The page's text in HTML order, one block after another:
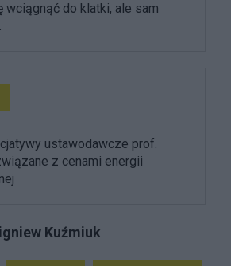
wciągnąć do klatki, ale sam
ustawodawcze prof.
z cenami energii
Kuźmiuk